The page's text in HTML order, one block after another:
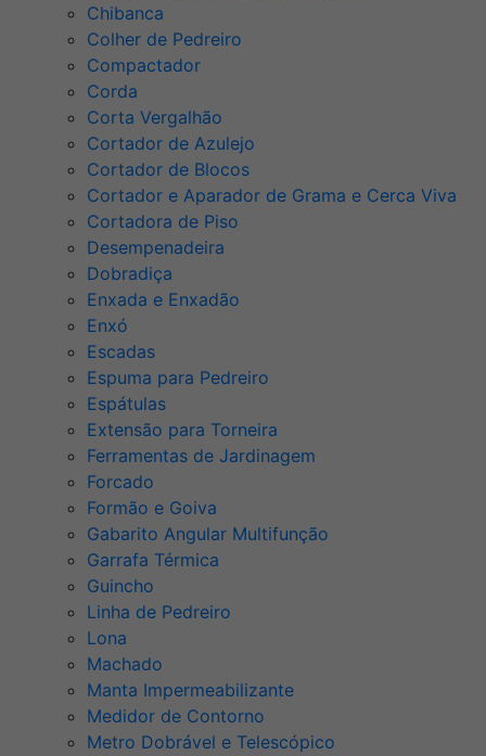
Chibanca
Colher de Pedreiro
Compactador
Corda
Corta Vergalhão
Cortador de Azulejo
Cortador de Blocos
Cortador e Aparador de Grama e Cerca Viva
Cortadora de Piso
Desempenadeira
Dobradiça
Enxada e Enxadão
Enxó
Escadas
Espuma para Pedreiro
Espátulas
Extensão para Torneira
Ferramentas de Jardinagem
Forcado
Formão e Goiva
Gabarito Angular Multifunção
Garrafa Térmica
Guincho
Linha de Pedreiro
Lona
Machado
Manta Impermeabilizante
Medidor de Contorno
Metro Dobrável e Telescópico